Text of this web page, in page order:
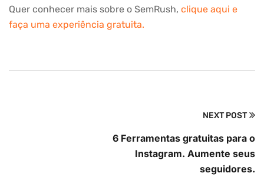
Quer conhecer mais sobre o SemRush, clique aqui e
faça uma experiência gratuita.
NEXT POST
6 Ferramentas gratuitas para o
Instagram. Aumente seus
seguidores.